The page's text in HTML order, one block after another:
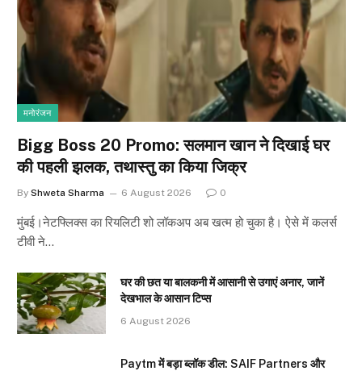
मनोरंजन
Bigg Boss 20 Promo: सलमान खान ने दिखाई घर
की पहली झलक, तथास्तु का किया जिक्र
By Shweta Sharma 6 August 2026 0
मुंबई।नेटफ्लिक्स का रियलिटी शो लॉकअप अब खत्म हो चुका है। ऐसे में कलर्स
टीवी ने…
घर की छत या बालकनी में आसानी से उगाएं अनार, जानें
देखभाल के आसान टिप्स
6 August 2026
Paytm में बड़ा ब्लॉक डील: SAIF Partners और